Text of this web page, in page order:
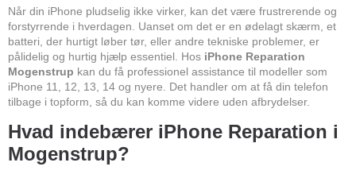
Når din iPhone pludselig ikke virker, kan det være frustrerende og
forstyrrende i hverdagen. Uanset om det er en ødelagt skærm, et
batteri, der hurtigt løber tør, eller andre tekniske problemer, er
pålidelig og hurtig hjælp essentiel. Hos iPhone Reparation
Mogenstrup kan du få professionel assistance til modeller som
iPhone 11, 12, 13, 14 og nyere. Det handler om at få din telefon
tilbage i topform, så du kan komme videre uden afbrydelser.
Hvad indebærer iPhone Reparation i
Mogenstrup?